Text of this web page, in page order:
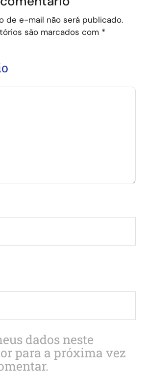
de e-mail não será publicado.
são marcados com *
dados neste
para a próxima vez